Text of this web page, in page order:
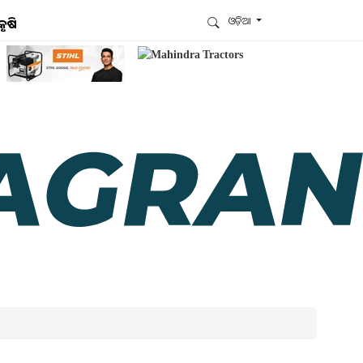
ଓଡ଼ିଆ
ଆମେ ହ୍ବାଟ୍ସଆପ୍‌ରେ ଅଛୁ ! ଆମ ହ୍ବାଟ୍ସଆପ ଗ୍ରୁପରେ
ଏବଂ ଆପଙ୍କୁ ଆବଶ୍ୟକ ହେଉଥିବା ସବୁ
ଗୁରୁତ୍ବପୂର୍ଣ୍ଣ ଅପଡେଟ୍‌ ପାଆନ୍ତୁ ପ୍ରତିଦିନ ।